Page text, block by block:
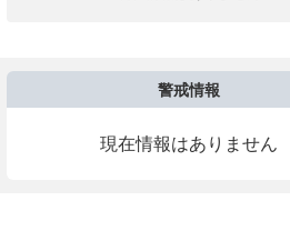
警戒情報
現在情報はありません